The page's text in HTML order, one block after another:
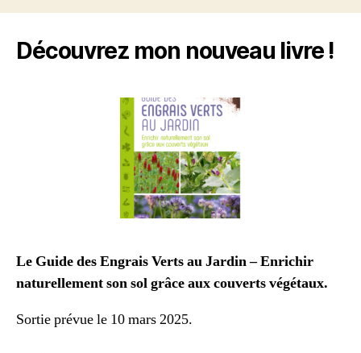
Découvrez mon nouveau livre !
Le Guide des Engrais Verts au Jardin – Enrichir
naturellement son sol grâce aux couverts végétaux.
Sortie prévue le 10 mars 2025.